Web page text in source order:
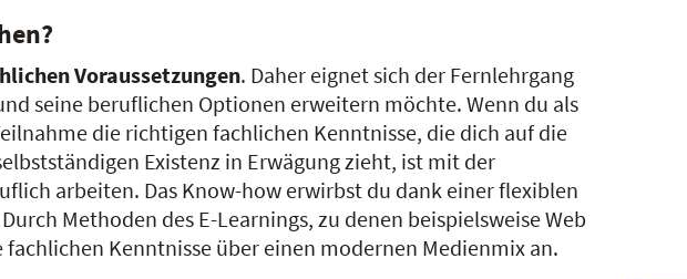
Voraussetzungen. Daher eignet sich der Fernlehrgang
seine beruflichen Optionen erweitern möchte. Wenn du als
die richtigen fachlichen Kenntnisse, die dich auf die
Existenz in Erwägung zieht, ist mit der
arbeiten. Das Know-how erwirbst du dank einer flexiblen
Methoden des E-Learnings, zu denen beispielsweise Web
Kenntnisse über einen modernen Medienmix an.